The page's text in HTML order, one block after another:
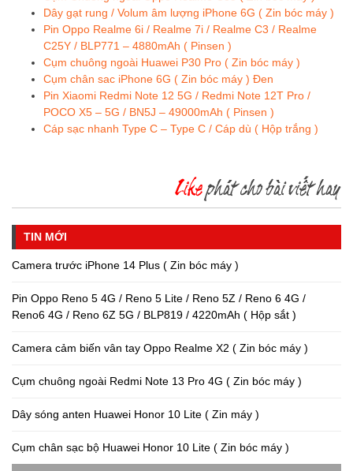
Dây gạt rung / Volum âm lượng iPhone 6G ( Zin bóc máy )
Pin Oppo Realme 6i / Realme 7i / Realme C3 / Realme
C25Y / BLP771 – 4880mAh ( Pinsen )
Cụm chuông ngoài Huawei P30 Pro ( Zin bóc máy )
Cụm chân sac iPhone 6G ( Zin bóc máy ) Đen
Pin Xiaomi Redmi Note 12 5G / Redmi Note 12T Pro /
POCO X5 – 5G / BN5J – 49000mAh ( Pinsen )
Cáp sạc nhanh Type C – Type C / Cáp dù ( Hộp trắng )
TIN MỚI
Camera trước iPhone 14 Plus ( Zin bóc máy )
Pin Oppo Reno 5 4G / Reno 5 Lite / Reno 5Z / Reno 6 4G /
Reno6 4G / Reno 6Z 5G / BLP819 / 4220mAh ( Hộp sắt )
Camera cảm biến vân tay Oppo Realme X2 ( Zin bóc máy )
Cụm chuông ngoài Redmi Note 13 Pro 4G ( Zin bóc máy )
Dây sóng anten Huawei Honor 10 Lite ( Zin máy )
Cụm chân sạc bộ Huawei Honor 10 Lite ( Zin bóc máy )